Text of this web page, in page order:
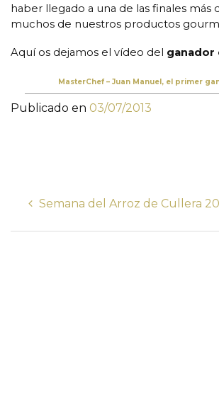
haber llegado a una de las finales
muchos de nuestros productos
Aquí os dejamos el vídeo del ganador
MasterChef – Juan Manuel, el primer
Publicado en 03/07/2013
Semana del Arroz de Cullera